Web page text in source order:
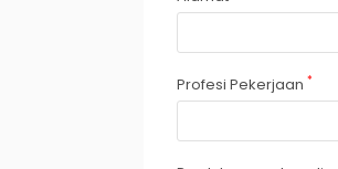
Profesi Pekerjaan *